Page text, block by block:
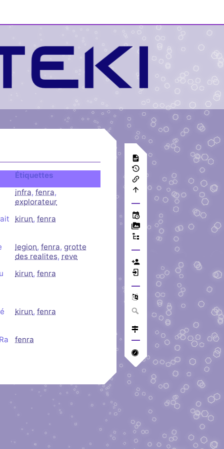
Étiquettes
infra, fenra,
explorateur
kirun, fenra
legion, fenra, grotte
des realites, reve
kirun, fenra
kirun, fenra
fenra